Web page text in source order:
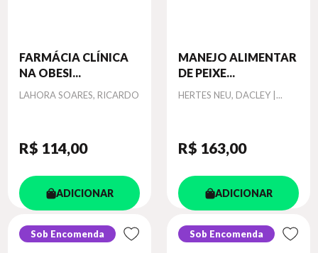
FARMÁCIA CLÍNICA
NA OBESI...
Autor
LAHORA SOARES, RICARDO
R$ 114,00
ADICIONAR
MANEJO ALIMENTAR
DE PEIXE...
Autor
HERTES NEU, DACLEY |...
R$ 163,00
ADICIONAR
Sob Encomenda Sob Encomenda